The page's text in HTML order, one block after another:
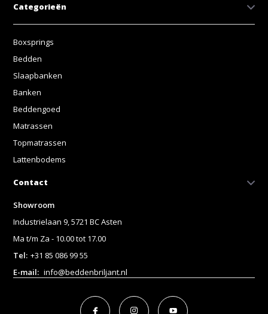
Categorieën
Boxsprings
Bedden
Slaapbanken
Banken
Beddengoed
Matrassen
Topmatrassen
Lattenbodems
Contact
Showroom
Industrielaan 9, 5721 BC Asten
Ma t/m Za - 10.00 tot 17.00
Tel: +31 85 086 99 55
E-mail: info@beddenbriljant.nl